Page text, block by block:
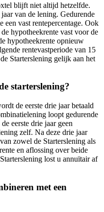
blijft niet altijd hetzelfde.
van de lening. Gedurende
een vast rentepercentage. Ook
hypotheekrente vast voor de
hypotheekrente opnieuw
rentevastperiode van 15
Starterslening gelijk aan het
starterslening?
de eerste drie jaar betaald
loopt gedurende
eerste drie jaar geen
zelf. Na deze drie jaar
zowel de Starterslening als
en aflossing over beide
lost u annuïtair af
met een